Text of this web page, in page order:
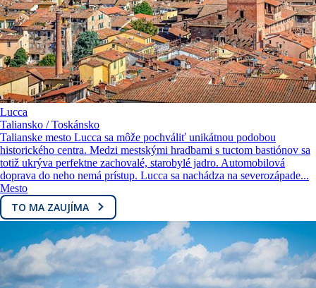
Lucca
Taliansko / Toskánsko
Talianske mesto Lucca sa môže pochváliť unikátnou podobou
historického centra. Medzi mestskými hradbami s tuctom bastiónov sa
totiž ukrýva perfektne zachovalé, starobylé jadro. Automobilová
doprava do neho nemá prístup. Lucca sa nachádza na severozápade...
Mesto
TO MA ZAUJÍMA